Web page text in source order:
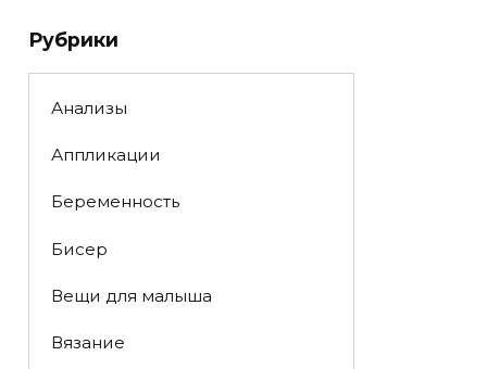
Рубрики
Анализы
Аппликации
Беременность
Бисер
Вещи для малыша
Вязание